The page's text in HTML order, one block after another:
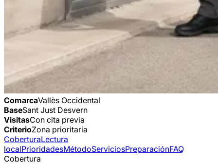
ComarcaVallès Occidental
BaseSant Just Desvern
VisitasCon cita previa
CriterioZona prioritaria
CoberturaLectura
localPrioridadesMétodoServiciosPreparaciónFAQ
Cobertura